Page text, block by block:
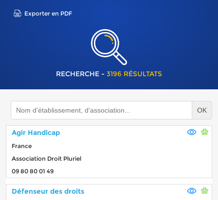
Exporter en PDF
RECHERCHE - 3196 RÉSULTATS
OK
Agir Handicap
France
Association Droit Pluriel
09 80 80 01 49
Défenseur des droits